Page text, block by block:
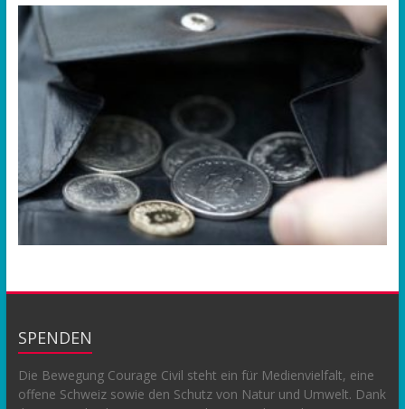
SPENDEN
Die Bewegung Courage Civil steht ein für Medienvielfalt, eine
offene Schweiz sowie den Schutz von Natur und Umwelt. Dank